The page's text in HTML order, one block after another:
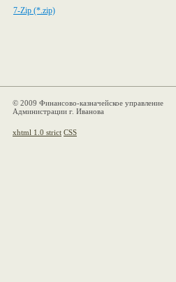
7-Zip (*.zip)
© 2009 Финансово-казначейское управление
Администрации г. Иванова
xhtml 1.0 strict CSS